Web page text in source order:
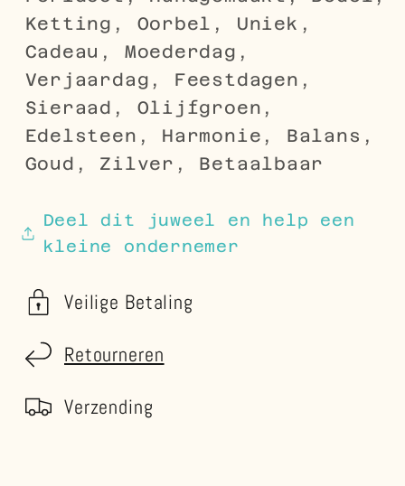
Ketting, Oorbel, Uniek,
Cadeau, Moederdag,
Verjaardag, Feestdagen,
Sieraad, Olijfgroen,
Edelsteen, Harmonie, Balans,
Goud, Zilver, Betaalbaar
Deel dit juweel en help een
kleine ondernemer
Veilige Betaling
Retourneren
Verzending